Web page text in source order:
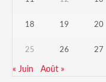
18 19 20
25 26 27
« Juin Août »